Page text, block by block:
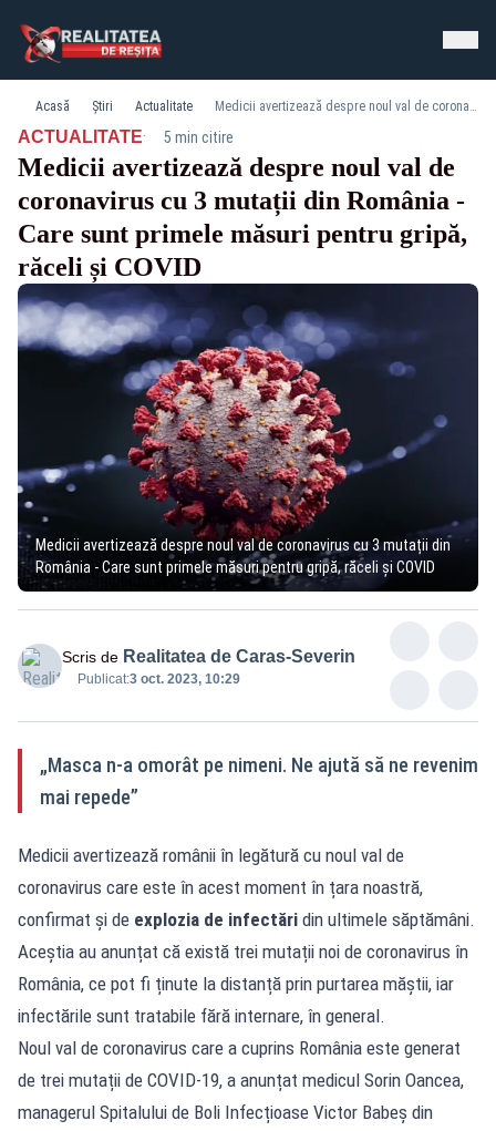
Acasă Știri Actualitate Medicii avertizează despre noul val de coronavirus cu 3 mutații din România - Care sunt primele măsuri pentru gripă, răceli și COVID
ACTUALITATE· 5 min citire
Medicii avertizează despre noul val de
coronavirus cu 3 mutații din România -
Care sunt primele măsuri pentru gripă,
răceli și COVID
Medicii avertizează despre noul val de coronavirus cu 3 mutații din
România - Care sunt primele măsuri pentru gripă, răceli și COVID
Scris de Realitatea de Caras-Severin
Publicat:3 oct. 2023, 10:29
„Masca n-a omorât pe nimeni. Ne ajută să ne revenim
mai repede”
Medicii avertizează românii în legătură cu noul val de
coronavirus care este în acest moment în țara noastră,
confirmat și de explozia de infectări din ultimele săptămâni.
Aceștia au anunțat că există trei mutații noi de coronavirus în
România, ce pot fi ținute la distanță prin purtarea măștii, iar
infectările sunt tratabile fără internare, în general.
Noul val de coronavirus care a cuprins România este generat
de trei mutații de COVID-19, a anunțat medicul Sorin Oancea,
managerul Spitalului de Boli Infecțioase Victor Babeș din